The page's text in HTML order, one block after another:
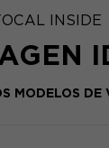
INSIDE
MODELOS DE